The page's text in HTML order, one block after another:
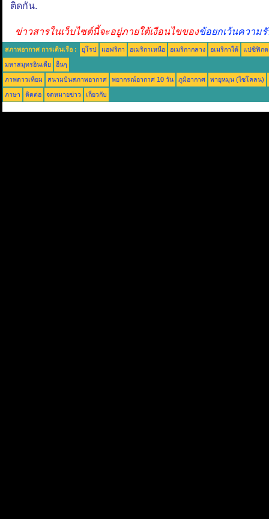
ติดกัน.
ข่าวสารในเว็บไซต์นี้จะอยู่ภายใต้เงือนไขของข้อยกเว้นความ
สภาพอากาศ การเดินเรือ : ยุโรป แอฟริกา อเมริกาเหนือ อเมริกากลาง อเมริกาใต้ แปซิฟิกต
มหาสมุทรอินเดีย อื่นๆ
ภาพดาวเทียม สนามบินสภาพอากาศ พยากรณ์อากาศ 10 วัน ภูมิอากาศ พายุหมุน (ไซโคลน)
ภาษา ติดต่อ จดหมายข่าว เกี่ยวกับ